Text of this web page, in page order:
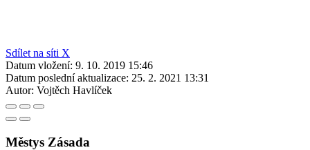
Sdílet na síti X
Datum vložení: 9. 10. 2019 15:46
Datum poslední aktualizace: 25. 2. 2021 13:31
Autor: Vojtěch Havlíček
Městys Zásada